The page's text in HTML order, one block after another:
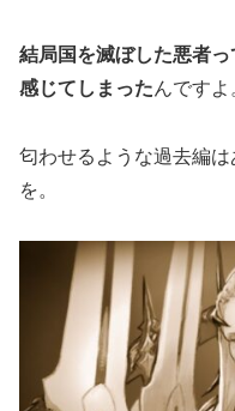
結局国を滅ぼした悪者
感じてしまったんですよ
匂わせるような過去編
を。